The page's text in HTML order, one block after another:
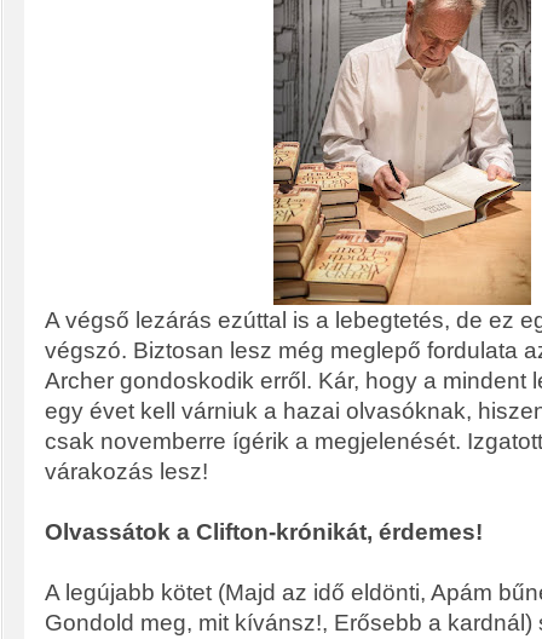
A végső lezárás ezúttal is a lebegtetés, de ez
végszó. Biztosan lesz még meglepő fordulata
Archer gondoskodik erről. Kár, hogy a mindent
egy évet kell várniuk a hazai olvasóknak,
csak novemberre ígérik a megjelenését.
várakozás lesz!
Olvassátok a Clifton-krónikát, érdemes!
A legújabb kötet (Majd az idő eldönti, Apám
Gondold meg, mit kívánsz!, Erősebb a kardnál)